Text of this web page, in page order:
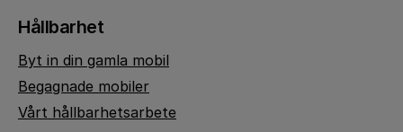
Hållbarhet
Byt in din gamla mobil
Begagnade mobiler
Vårt hållbarhetsarbete